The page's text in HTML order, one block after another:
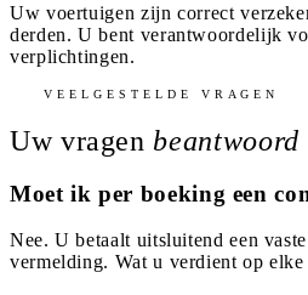
Uw voertuigen zijn correct
derden. U bent verantwoordelijk
verplichtingen.
VEELGESTELDE VRAGEN
Uw vragen beantwoord
Moet ik per boeking een
Nee. U betaalt uitsluitend een
vermelding. Wat u verdient op